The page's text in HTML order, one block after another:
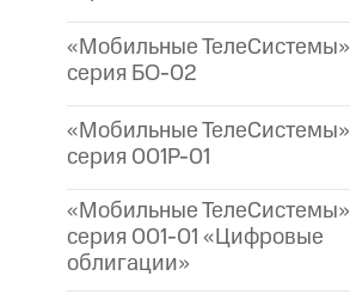
«Мобильные ТелеСистемы»
серия БО-02
«Мобильные ТелеСистемы»
серия 001P-01
«Мобильные ТелеСистемы»
серия 001-01 «Цифровые
облигации»